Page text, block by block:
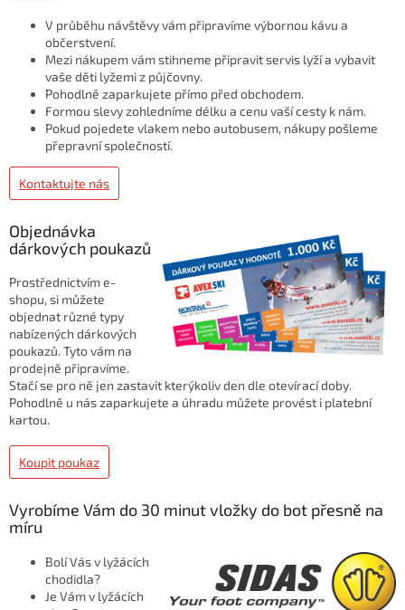
V průběhu návštěvy vám připravíme výbornou kávu a
občerstvení.
Mezi nákupem vám stihneme připravit servis lyží a vybavit
vaše děti lyžemi z půjčovny.
Pohodlně zaparkujete přímo před obchodem.
Formou slevy zohledníme délku a cenu vaší cesty k nám.
Pokud pojedete vlakem nebo autobusem, nákupy pošleme
přepravní společností.
Kontaktujte nás
Objednávka
dárkových poukazů
Prostřednictvím e-
shopu, si můžete
objednat různé typy
nabízených dárkových
poukazů. Tyto vám na
prodejně připravíme.
Stačí se pro ně jen zastavit kterýkoliv den dle otevírací doby.
Pohodlně u nás zaparkujete a úhradu můžete provést i platební
kartou.
Koupit poukaz
Vyrobíme Vám do 30 minut vložky do bot přesně na
míru
Bolí Vás v lyžácích
chodidla?
Je Vám v lyžácích